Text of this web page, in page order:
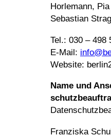
Horle­mann,
Sebas­tian
Tel.: ‭030 – 498
E‑Mail:
Website:
Name und
Fran­ziska